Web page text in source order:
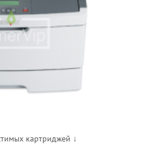
картриджей ↓